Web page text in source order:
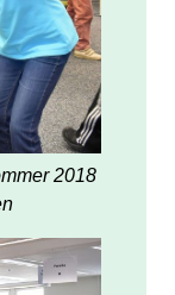
2018